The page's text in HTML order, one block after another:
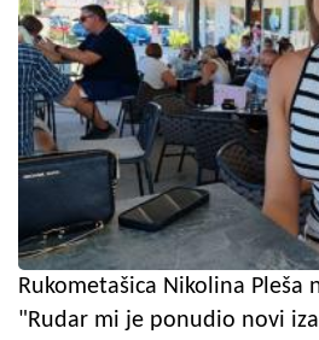
Rukometašica Nikolina Pleša
"Rudar mi je ponudio novi